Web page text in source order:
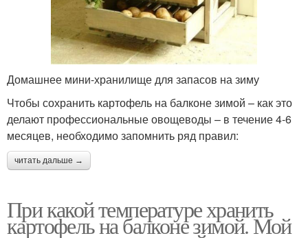
Домашнее мини-хранилище для запасов на зиму
Чтобы сохранить картофель на балконе зимой – как это
делают профессиональные овощеводы – в течение 4-6
месяцев, необходимо запомнить ряд правил:
читать дальше →
При какой температуре хранить
картофель на балконе зимой. Мой